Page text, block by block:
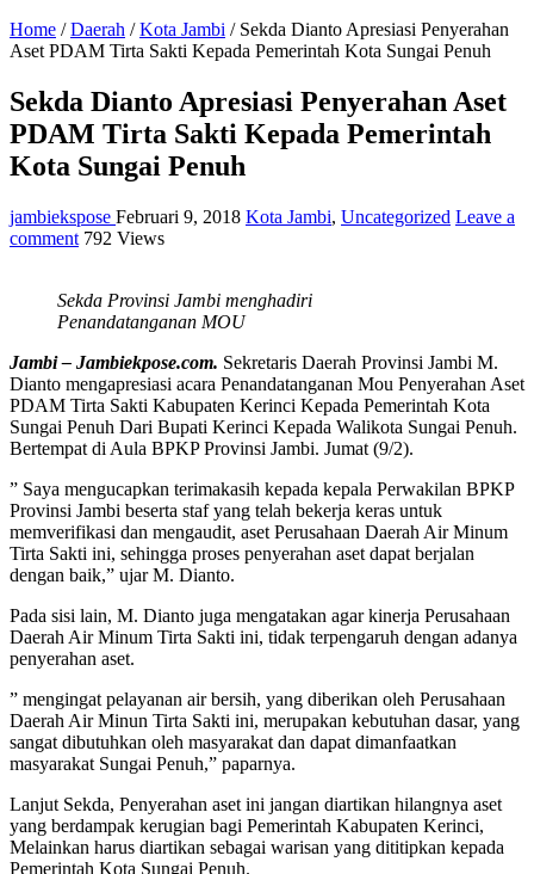
Home / Daerah / Kota Jambi / Sekda Dianto Apresiasi Penyerahan
Aset PDAM Tirta Sakti Kepada Pemerintah Kota Sungai Penuh
Sekda Dianto Apresiasi Penyerahan Aset
PDAM Tirta Sakti Kepada Pemerintah
Kota Sungai Penuh
jambiekspose Februari 9, 2018 Kota Jambi, Uncategorized Leave a
comment 792 Views
Sekda Provinsi Jambi menghadiri
Penandatanganan MOU
Jambi – Jambiekpose.com. Sekretaris Daerah Provinsi Jambi M.
Dianto mengapresiasi acara Penandatanganan Mou Penyerahan Aset
PDAM Tirta Sakti Kabupaten Kerinci Kepada Pemerintah Kota
Sungai Penuh Dari Bupati Kerinci Kepada Walikota Sungai Penuh.
Bertempat di Aula BPKP Provinsi Jambi. Jumat (9/2).
” Saya mengucapkan terimakasih kepada kepala Perwakilan BPKP
Provinsi Jambi beserta staf yang telah bekerja keras untuk
memverifikasi dan mengaudit, aset Perusahaan Daerah Air Minum
Tirta Sakti ini, sehingga proses penyerahan aset dapat berjalan
dengan baik,” ujar M. Dianto.
Pada sisi lain, M. Dianto juga mengatakan agar kinerja Perusahaan
Daerah Air Minum Tirta Sakti ini, tidak terpengaruh dengan adanya
penyerahan aset.
” mengingat pelayanan air bersih, yang diberikan oleh Perusahaan
Daerah Air Minun Tirta Sakti ini, merupakan kebutuhan dasar, yang
sangat dibutuhkan oleh masyarakat dan dapat dimanfaatkan
masyarakat Sungai Penuh,” paparnya.
Lanjut Sekda, Penyerahan aset ini jangan diartikan hilangnya aset
yang berdampak kerugian bagi Pemerintah Kabupaten Kerinci,
Melainkan harus diartikan sebagai warisan yang dititipkan kepada
Pemerintah Kota Sungai Penuh.